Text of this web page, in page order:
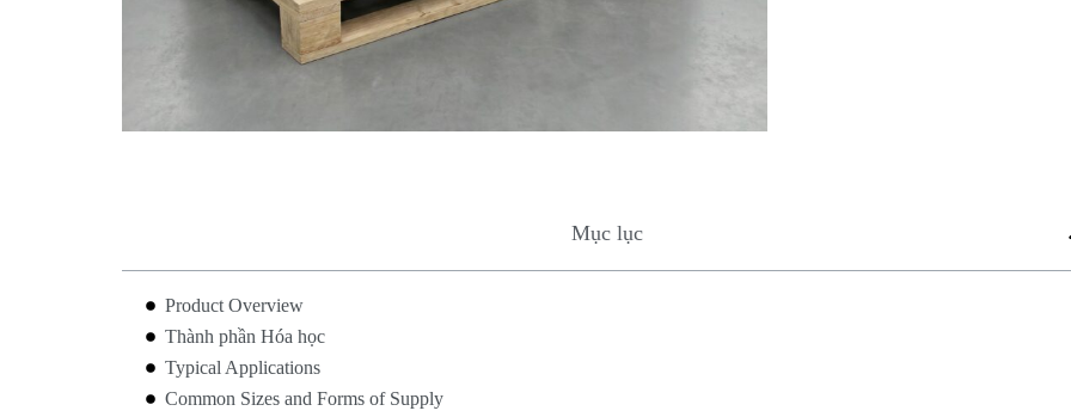
Mục lục
Product Overview
Thành phần Hóa học
Typical Applications
Common Sizes and Forms of Supply